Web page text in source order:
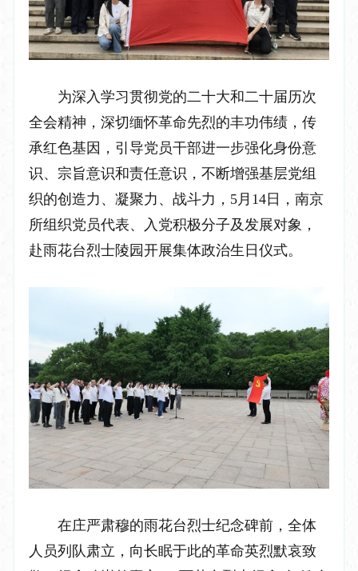
为深入学习贯彻党的二十大和二十届历次
全会精神，深切缅怀革命先烈的丰功伟绩，传
承红色基因，引导党员干部进一步强化身份意
识、宗旨意识和责任意识，不断增强基层党组
织的创造力、凝聚力、战斗力，5月14日，南京
所组织党员代表、入党积极分子及发展对象，
赴雨花台烈士陵园开展集体政治生日仪式。
在庄严肃穆的雨花台烈士纪念碑前，全体
人员列队肃立，向长眠于此的革命英烈默哀致